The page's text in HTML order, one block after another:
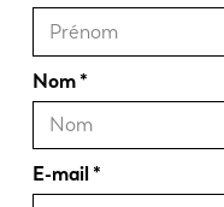
Nom
E-mail